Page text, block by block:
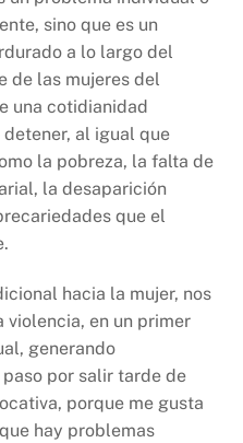
sino que es un
a lo largo del
de las mujeres del
una cotidianidad
al igual que
la pobreza, la falta de
la desaparición
que el
hacia la mujer, nos
violencia, en un primer
generando
por salir tarde de
porque me gusta
hay problemas